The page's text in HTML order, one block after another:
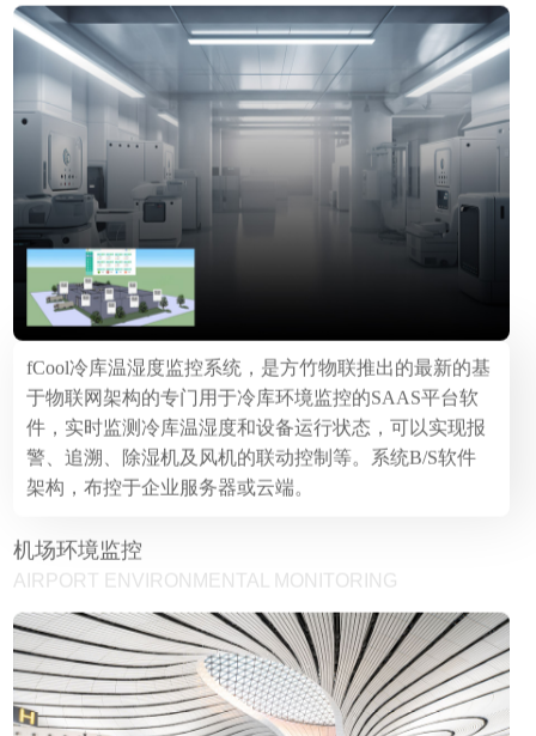
fCool冷库温湿度监控系统，是方竹物联推出的最新的基
于物联网架构的专门用于冷库环境监控的SAAS平台软
件，实时监测冷库温湿度和设备运行状态，可以实现报
警、追溯、除湿机及风机的联动控制等。系统B/S软件
架构，布控于企业服务器或云端。
机场环境监控
AIRPORT ENVIRONMENTAL MONITORING